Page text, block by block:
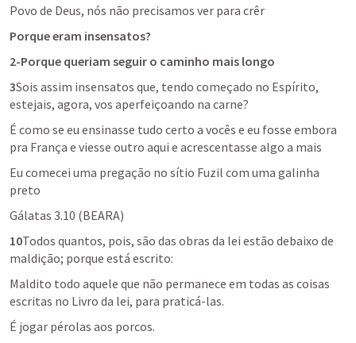
Povo de Deus, nós não precisamos ver para crêr
Porque eram insensatos?
2-Porque queriam seguir o caminho mais longo
3Sois assim insensatos que, tendo começado no Espírito,
estejais, agora, vos aperfeiçoando na carne?
É como se eu ensinasse tudo certo a vocês e eu fosse embora
pra França e viesse outro aqui e acrescentasse algo a mais
Eu comecei uma pregação no sítio Fuzil com uma galinha
preto
Gálatas 3.10 (BEARA)
10Todos quantos, pois, são das obras da lei estão debaixo de
maldição; porque está escrito:
Maldito todo aquele que não permanece em todas as coisas
escritas no Livro da lei, para praticá-las.
É jogar pérolas aos porcos.